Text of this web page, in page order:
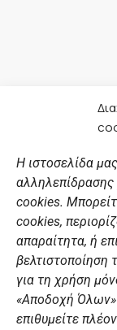
Η ιστοσελίδα
αλληλεπίδρασης
cookies.
cookies,
απαραίτητα, ή
βελτιστοποίηση
για τη χρήση
«Αποδοχή Όλων»
επιθυμείτε
ΣΎΝΔΕΣΜΟΙ
Αθλητικές
Διάπλους
Χορηγοί
Summer Camp